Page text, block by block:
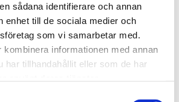
sådana identifierare och annan
enhet till de sociala medier och
som vi samarbetar med.
informationen med annan
har tillhandahållit eller som de har